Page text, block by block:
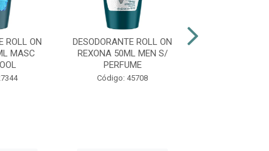
ROLL ON
MASC
DESODORANTE ROLL ON
REXONA 50ML MEN S/
PERFUME
Código: 45708